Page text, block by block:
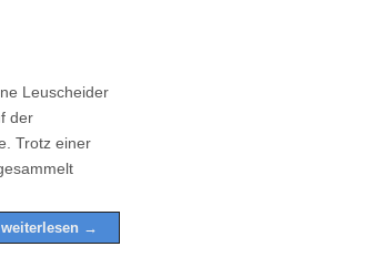
Leuscheider
der
Trotz einer
weiterlesen →